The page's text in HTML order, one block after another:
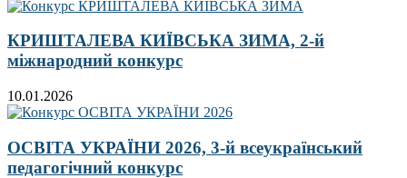
КРИШТАЛЕВА КИЇВСЬКА ЗИМА, 2-й
міжнародний конкурс
10.01.2026
ОСВІТА УКРАЇНИ 2026, 3-й всеукраїнський
педагогічний конкурс